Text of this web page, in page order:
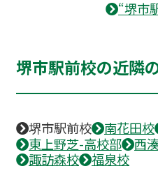
“堺市
堺市駅前校の近隣
堺市駅前校 南花田校
東上野芝-高校部
西
諏訪森校
福泉校